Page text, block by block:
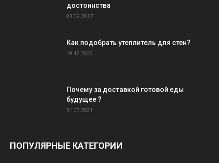
достоинства
03.09.2017
Как подобрать утеплитель для стен?
19.12.2020
Почему за доставкой готовой еды
будущее ?
31.03.2021
ПОПУЛЯРНЫЕ КАТЕГОРИИ